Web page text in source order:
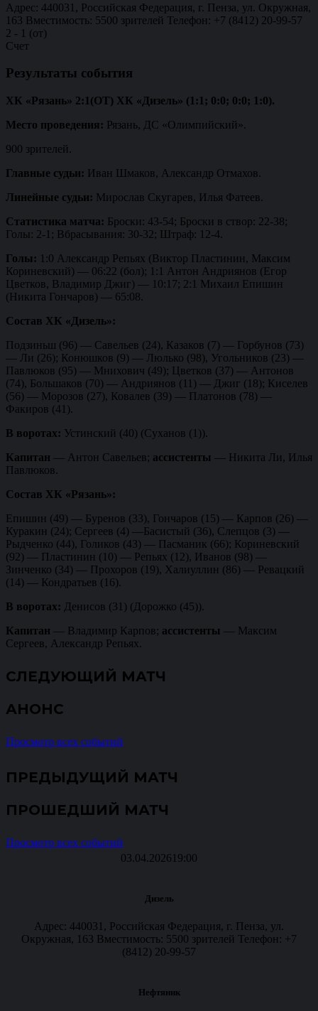
Адрес: 440031, Российская Федерация, г. Пенза, ул. Окружная,
163 Вместимость: 5500 зрителей Телефон: +7 (8412) 20-99-57
2 - 1 (от)
Счет
Результаты события
ХК «Рязань» 2:1(ОТ) ХК «Дизель» (1:1; 0:0; 0:0; 1:0).
Место проведения: Рязань, ДС «Олимпийский».
900 зрителей.
Главные судьи: Иван Шмаков, Александр Отмахов.
Линейные судьи: Мирослав Скугарев, Илья Фатеев.
Статистика матча: Броски: 43-54; Броски в створ: 22-38;
Голы: 2-1; Вбрасывания: 30-32; Штраф: 12-4.
Голы: 1:0 Александр Репьях (Виктор Пластинин, Максим
Кориневский) — 06:22 (бол); 1:1 Антон Андриянов (Егор
Цветков, Владимир Джиг) — 10:17; 2:1 Михаил Епишин
(Никита Гончаров) — 65:08.
Состав ХК «Дизель»:
Подзиньш (96) — Савельев (24), Казаков (7) — Горбунов (73)
— Ли (26); Конюшков (9) — Люлько (98), Угольников (23) —
Павлюков (95) — Мнихович (49); Цветков (37) — Антонов
(74), Большаков (70) — Андриянов (11) — Джиг (18); Киселев
(56) — Морозов (27), Ковалев (39) — Платонов (78) —
Факиров (41).
В воротах: Устинский (40) (Суханов (1)).
Капитан — Антон Савельев; ассистенты — Никита Ли, Илья
Павлюков.
Состав ХК «Рязань»:
Епишин (49) — Буренов (33), Гончаров (15) — Карпов (26) —
Куракин (24); Сергеев (4) —Басистый (36), Слепцов (3) —
Рыдченко (44), Голиков (43) — Пасманик (66); Кориневский
(92) — Пластинин (10) — Репьях (12), Иванов (98) —
Зинченко (34) — Прохоров (19), Халиуллин (86) — Ревацкий
(14) — Кондратьев (16).
В воротах: Денисов (31) (Дорожко (45)).
Капитан — Владимир Карпов; ассистенты — Максим
Сергеев, Александр Репьях.
СЛЕДУЮЩИЙ МАТЧ
АНОНС
Просмотр всех событий
ПРЕДЫДУЩИЙ МАТЧ
ПРОШЕДШИЙ МАТЧ
Просмотр всех событий
03.04.2026 19:00
Дизель
Адрес: 440031, Российская Федерация, г. Пенза, ул.
Окружная, 163 Вместимость: 5500 зрителей Телефон: +7
(8412) 20-99-57
Нефтяник